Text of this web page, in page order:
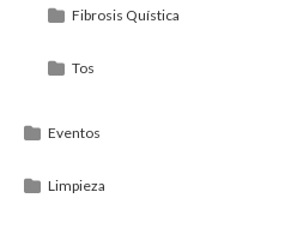
Fibrosis Quística
Tos
Eventos
Limpieza